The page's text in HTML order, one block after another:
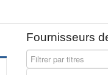
Fournisseurs
Filtrer par titres